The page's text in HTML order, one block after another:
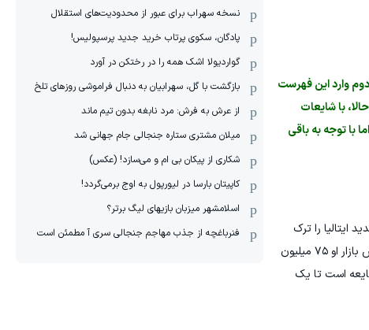
وارد این فهرست
سنگین. حالا، با شایعات
بازار او در ترنسفرمارکت ۹۰ میلیون یورو است اما با توجه به باقی‌
ایتالیا را ترک
کند. فوتبالیستی با توانایی دریبل‌زنی، کیفیت بالا و دید فوق‌العاده که مورد توجه باشگاه‌های سراسر جهان است. با وجود این‌ که ارزش بازار او ۷۵ میلیون
بیشتر در حد شایعه است تا یک
نسخه سهراب برای عبور از محدودیت‌های استقلال
پادگان، سکوی پرتاب خرید جدید پرسپولیس!
گواردیولا اشک همه را در رختکن در آورد
بازگشت با گل، سهرابیان به دنبال فراموشی روزهای تلخ
از عرش به فرش: مرد نابغه‌ بدون تیم ماند
میلان مشتری ستاره جنجالی جام جهانی شد
شکاری از پیکان بی ام و می‌سازد! (عکس)
کاپیتان بارسا در لیورپول به اوج برمی‌گردد!
اسلامشهر میزبان بازیهای لیگ برتر؟
فنرباغچه از جذب مهاجم جنجالی سری آ مطمئن است